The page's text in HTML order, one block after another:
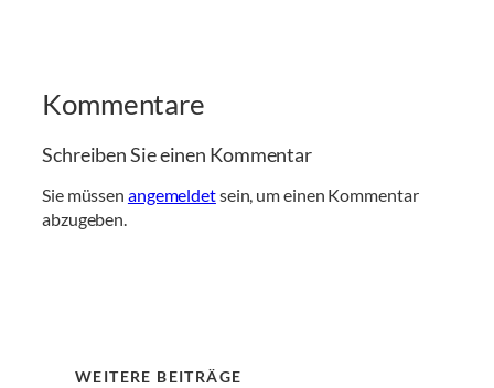
Kommentare
Schreiben Sie einen Kommentar
Sie müssen angemeldetsein, um einen Kommentar
abzugeben.
WEITERE BEITRÄGE